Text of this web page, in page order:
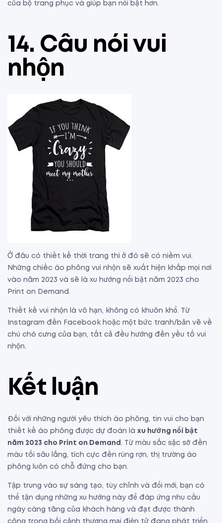
của bộ trang phục và giúp bạn nổi bật hơn.
14. Câu nói vui
nhộn
Ở đâu có thiết kế thời trang thì ở đó sẽ có niềm vui.
Những chiếc áo phông vui nhộn sẽ xuất hiện khắp mọi nơi
vào năm 2023 và sẽ là xu hướng nổi bật năm 2023 cho
Print on Demand.
Thiết kế vui nhộn là vô hạn, không có khuôn khổ. Từ
Instagram đến Facebook hoặc một bức tranh/bản vẽ về
chú chó cưng của bạn, tất cả đều hướng đến yếu tố vui
nhộn.
Kết luận
Đối với những người yêu thích áo phông, tin vui cho bạn
thiết kế áo phông được dự đoán là xu hướng nổi bật
năm 2023 cho Print on Demand .
Từ màu sắc sặc sỡ đến
màu tối sâu lắng, tích cực đến rùng rợn, thị trường áo
phông luôn có chỗ đứng cho bạn.
Tập trung vào sự sáng tạo, tùy chỉnh và đổi mới, bạn có
thể tận dụng những xu hướng này để đáp ứng nhu cầu
ngày càng tăng của khách hàng và đạt được thành
công trong bối cảnh thương mại điện tử đang phát triển